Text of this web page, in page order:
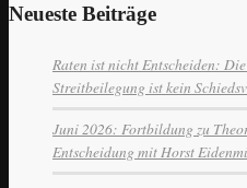
Neueste Beiträge
Raten ist nicht Entscheiden:
Streitbeilegung ist kein
Juni 2026: Fortbildung zu
Entscheidung mit Horst